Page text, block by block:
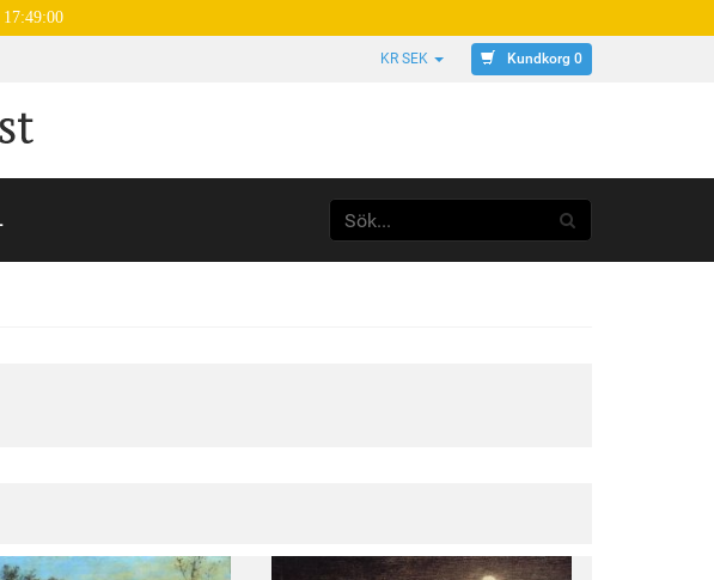
17:48:59
KR SEK Kundkorg 0